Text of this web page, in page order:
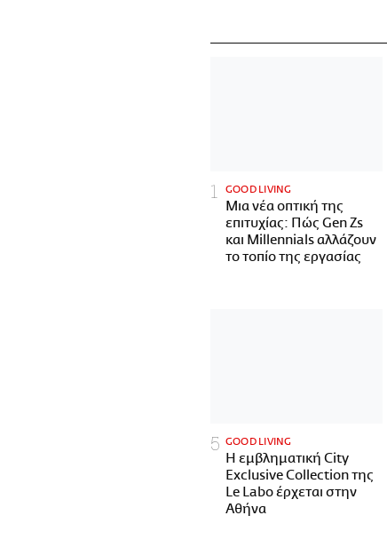
GOOD LIVING
Μια νέα οπτική της
επιτυχίας: Πώς Gen Zs
και Millennials αλλάζουν
το τοπίο της εργασίας
GOOD LIVING
Η εμβληματική City
Exclusive Collection της
Le Labo έρχεται στην
Αθήνα